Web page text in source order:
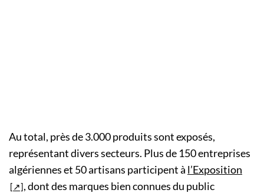
Au total, près de 3.000 produits sont exposés,
représentant divers secteurs. Plus de 150 entreprises
algériennes et 50 artisans participent à l’Exposition
, dont des marques bien connues du public